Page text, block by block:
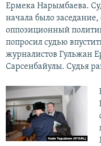
Ермека Нарымбаева.
начала было
оппозиционный
попросил судью
журналистов Гульжан
Сарсенбайулы. Судья